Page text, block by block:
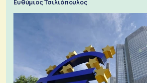
Ευθύμιος Τσιλιόπουλος